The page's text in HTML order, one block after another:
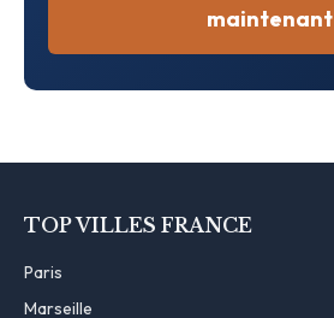
maintenant
TOP VILLES FRANCE
Paris
Marseille